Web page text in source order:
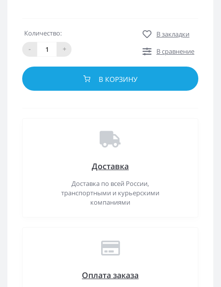
Количество:
-
+
В закладки
В сравнение
В КОРЗИНУ
Доставка
Доставка по всей России,
транспортными и курьерскими
компаниями
Оплата заказа